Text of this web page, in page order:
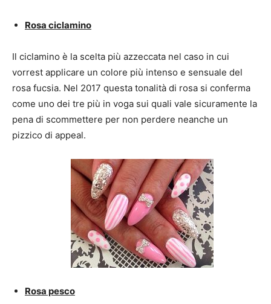
Rosa ciclamino
Il ciclamino è la scelta più azzeccata nel caso in cui
vorrest applicare un colore più intenso e sensuale del
rosa fucsia. Nel 2017 questa tonalità di rosa si conferma
come uno dei tre più in voga sui quali vale sicuramente la
pena di scommettere per non perdere neanche un
pizzico di appeal.
Rosa pesco